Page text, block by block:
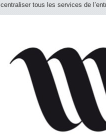
tous les services de